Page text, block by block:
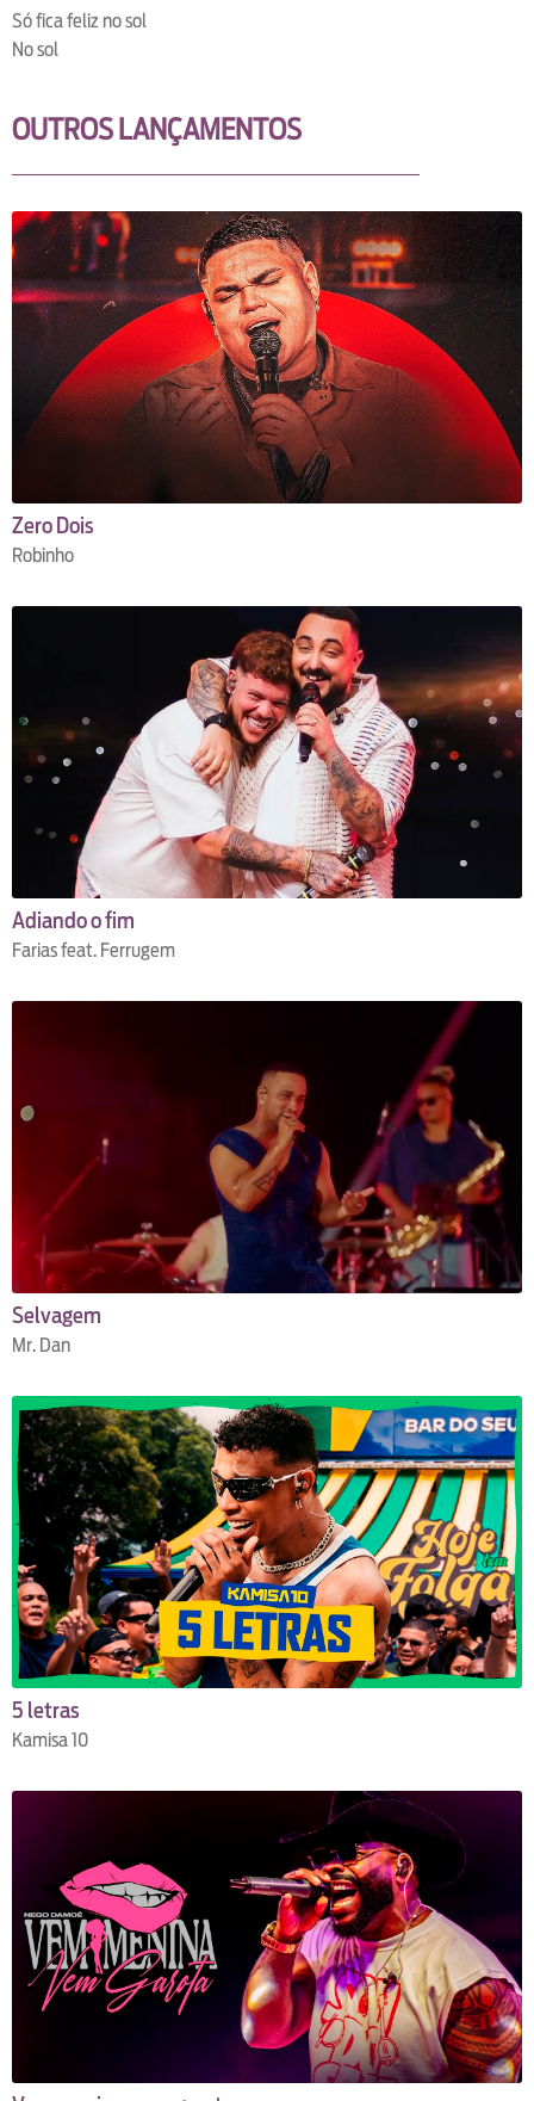
Só fica feliz no sol
No sol
OUTROS LANÇAMENTOS
Zero Dois
Robinho
Adiando o fim
Farias feat. Ferrugem
Selvagem
Mr. Dan
5 letras
Kamisa 10